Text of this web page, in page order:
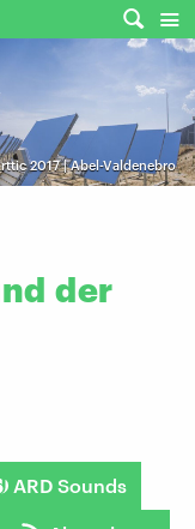
2017 | Abel-Valdenebro
der
ARD Sounds